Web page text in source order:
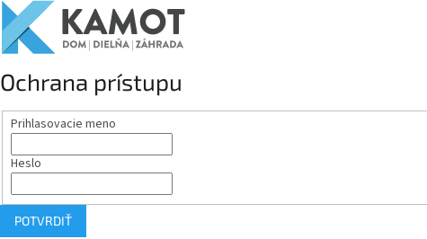
Ochrana prístupu
Prihlasovacie meno
Heslo
POTVRDIŤ